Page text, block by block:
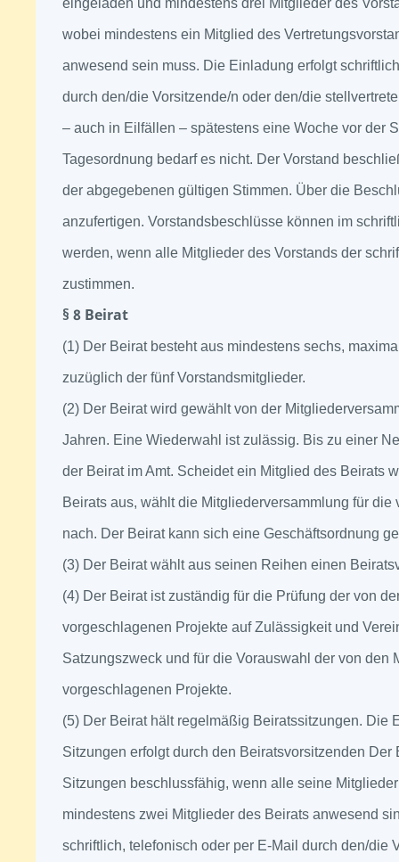
eingeladen und mindestens drei Mitglieder des
wobei mindestens ein Mitglied des
anwesend sein muss. Die Einladung erfolgt
durch den/die Vorsitzende/n oder den/die
– auch in Eilfällen – spätestens eine Woche vor der
Tagesordnung bedarf es nicht. Der Vorstand
der abgegebenen gültigen Stimmen. Über die
anzufertigen. Vorstandsbeschlüsse können im
werden, wenn alle Mitglieder des Vorstands der
zustimmen.
§ 8 Beirat
(1) Der Beirat besteht aus mindestens sechs,
zuzüglich der fünf Vorstandsmitglieder.
(2) Der Beirat wird gewählt von der
Jahren. Eine Wiederwahl ist zulässig. Bis zu einer
der Beirat im Amt. Scheidet ein Mitglied des Beirats
Beirats aus, wählt die Mitgliederversammlung für die
nach. Der Beirat kann sich eine Geschäftsordnung
(3) Der Beirat wählt aus seinen Reihen einen
(4) Der Beirat ist zuständig für die Prüfung der von
vorgeschlagenen Projekte auf Zulässigkeit und
Satzungszweck und für die Vorauswahl der von den
vorgeschlagenen Projekte.
(5) Der Beirat hält regelmäßig Beiratssitzungen. Die
Sitzungen erfolgt durch den Beiratsvorsitzenden Der
Sitzungen beschlussfähig, wenn alle seine
mindestens zwei Mitglieder des Beirats anwesend
schriftlich, telefonisch oder per E-Mail durch den/die